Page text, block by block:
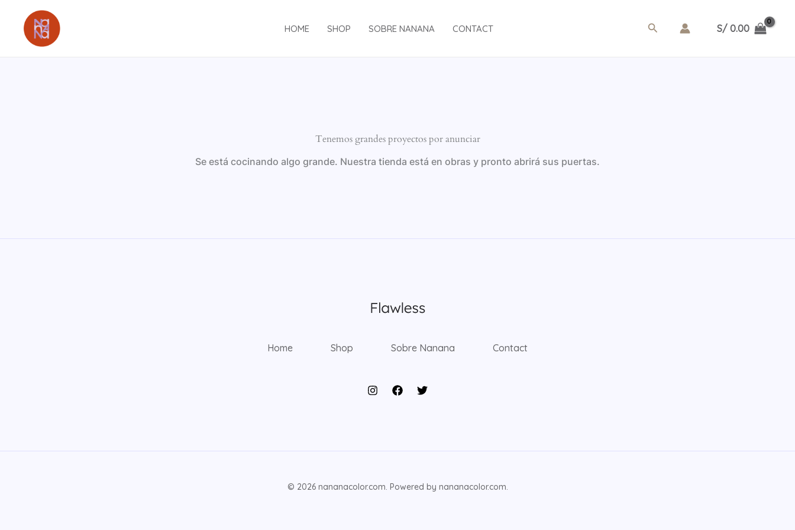
contenido
HOME SHOP SOBRE NANANA CONTACT Buscar S/0.00
Tenemos grandes proyectos por anunciar
Se está cocinando algo grande. Nuestra tienda está en obras y pronto abrirá sus puertas.
Home Shop Sobre Nanana Contact
© 2026 nananacolor.com. Powered by nananacolor.com.